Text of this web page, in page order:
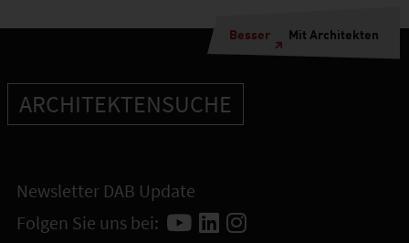
Besser Mit Architekten
ARCHITEKTENSUCHE
Newsletter DAB Update
Folgen Sie uns bei: